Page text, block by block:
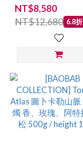
NT$8,580
NT$12,680 6.8折